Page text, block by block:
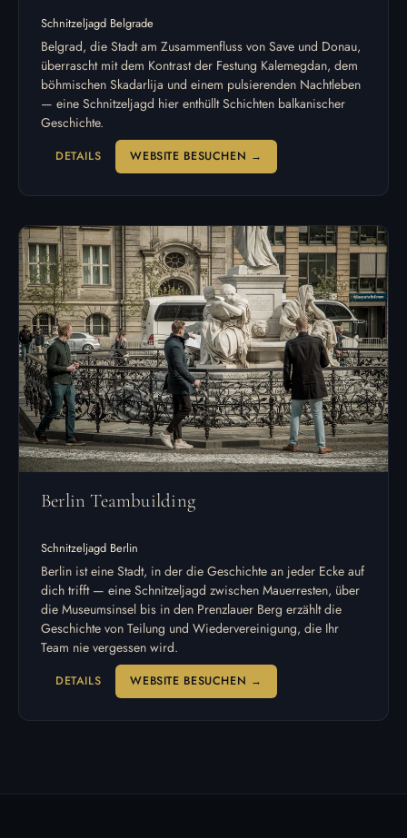
Schnitzeljagd Belgrade
Belgrad, die Stadt am Zusammenfluss von Save und Donau,
überrascht mit dem Kontrast der Festung Kalemegdan, dem
böhmischen Skadarlija und einem pulsierenden Nachtleben
— eine Schnitzeljagd hier enthüllt Schichten balkanischer
Geschichte.
DETAILS WEBSITE BESUCHEN →
Berlin Teambuilding
Schnitzeljagd Berlin
Berlin ist eine Stadt, in der die Geschichte an jeder Ecke auf
dich trifft — eine Schnitzeljagd zwischen Mauerresten, über
die Museumsinsel bis in den Prenzlauer Berg erzählt die
Geschichte von Teilung und Wiedervereinigung, die Ihr
Team nie vergessen wird.
DETAILS WEBSITE BESUCHEN →